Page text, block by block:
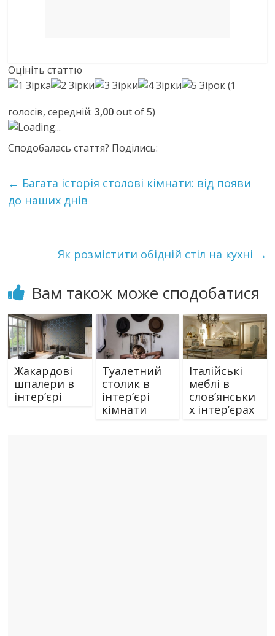
Оцініть статтю
(1
голосів, середній:3,00out of 5)
Loading...
Сподобалась стаття? Поділись:
← Багата історія столові кімнати: від появи
до наших днів
Як розмістити обідній стіл на кухні →
Вам також може сподобатися
Жакардові
шпалери в
інтер’єрі
Туалетний
столик в
інтер’єрі
кімнати
Італійські
меблі в
слов’янськи
х інтер’єрах